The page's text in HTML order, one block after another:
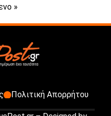
»
Πολιτική Απορρήτου